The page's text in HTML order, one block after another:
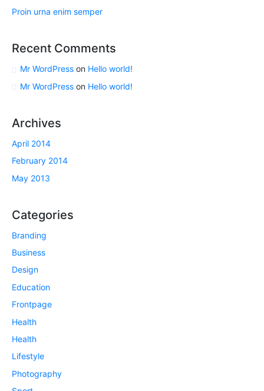
Proin urna enim semper
Recent Comments
Mr WordPresson Hello world!
Mr WordPresson Hello world!
Archives
April 2014
February 2014
May 2013
Categories
Branding
Business
Design
Education
Frontpage
Health
Health
Lifestyle
Photography